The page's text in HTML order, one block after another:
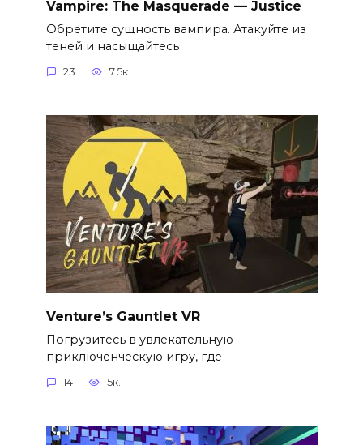
Vampire: The Masquerade — Justice
Обретите сущность вампира. Атакуйте из
теней и насыщайтесь
23 7.5к.
Venture’s Gauntlet VR
Погрузитесь в увлекательную
приключенческую игру, где
14 5к.